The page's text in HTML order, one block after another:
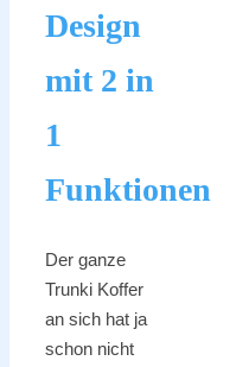
Design
mit 2 in
1
Funktionen
Der ganze
Trunki Koffer
an sich hat ja
schon nicht